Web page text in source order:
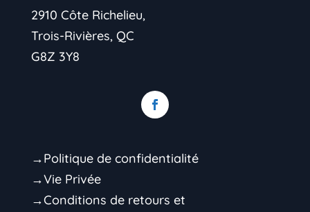
2910 Côte Richelieu,
Trois-Rivières, QC
G8Z 3Y8
→Politique de confidentialité
→Vie Privée
→Conditions de retours et